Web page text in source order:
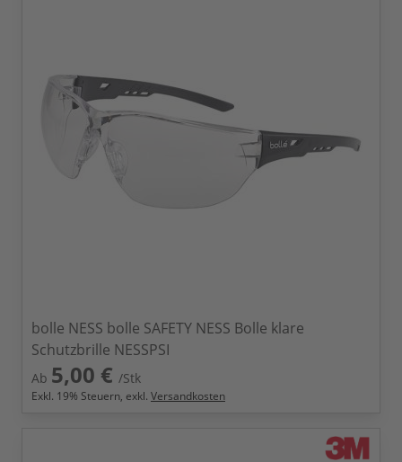
bolle NESS bolle SAFETY NESS Bolle klare
Schutzbrille NESSPSI
Ab 5,00 € /Stk
Exkl. 19% Steuern, exkl. Versandkosten